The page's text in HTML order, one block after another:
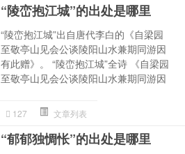
“陵峦抱江城”的出处是哪里
“陵峦抱江城”出自唐代李白的《自梁园
至敬亭山见会公谈陵阳山水兼期同游因
有此赠》。 “陵峦抱江城”全诗 《自梁园
至敬亭山见会公谈陵阳山水兼期同游因
127 文章列表
“郁郁独惆怅”的出处是哪里